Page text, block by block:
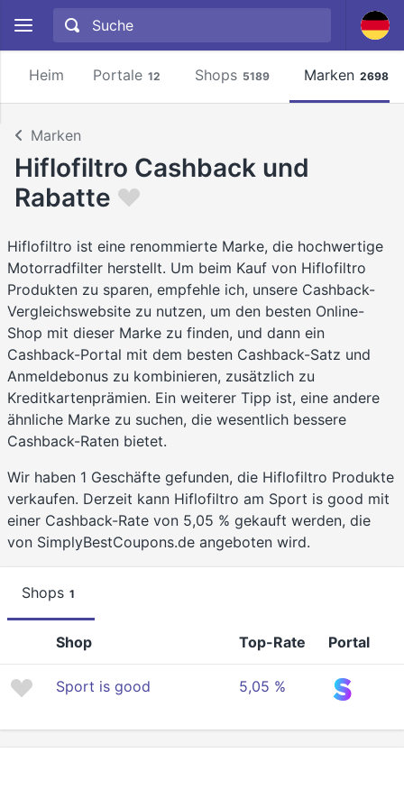
Heim Portale 12 Shops 5189 Marken 2698
Marken
Hiflofiltro Cashback und
Rabatte
Hiflofiltro ist eine renommierte Marke, die hochwertige
Motorradfilter herstellt. Um beim Kauf von Hiflofiltro
Produkten zu sparen, empfehle ich, unsere Cashback-
Vergleichswebsite zu nutzen, um den besten Online-
Shop mit dieser Marke zu finden, und dann ein
Cashback-Portal mit dem besten Cashback-Satz und
Anmeldebonus zu kombinieren, zusätzlich zu
Kreditkartenprämien. Ein weiterer Tipp ist, eine andere
ähnliche Marke zu suchen, die wesentlich bessere
Cashback-Raten bietet.
Wir haben 1 Geschäfte gefunden, die Hiflofiltro Produkte
verkaufen. Derzeit kann Hiflofiltro am Sport is good mit
einer Cashback-Rate von 5,05 % gekauft werden, die
von SimplyBestCoupons.de angeboten wird.
Shops 1
Shop Top-Rate Portal
Sport is good 5,05 %